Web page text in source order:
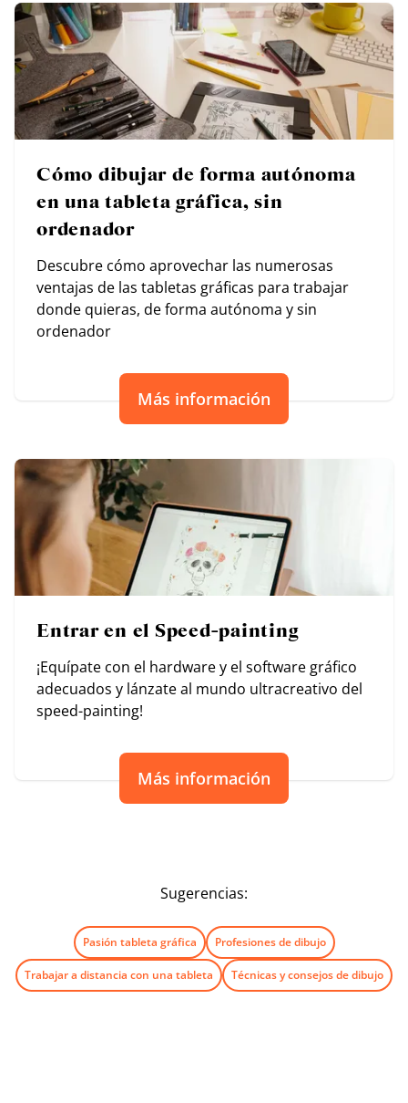
Cómo dibujar de forma autónoma
en una tableta gráfica, sin
ordenador
Descubre cómo aprovechar las numerosas
ventajas de las tabletas gráficas para trabajar
donde quieras, de forma autónoma y sin
ordenador
Más información
Entrar en el Speed-painting
¡Equípate con el hardware y el software gráfico
adecuados y lánzate al mundo ultracreativo del
speed-painting!
Más información
Sugerencias:
Pasión tableta gráfica Profesiones de dibujo
Trabajar a distancia con una tableta Técnicas y consejos de dibujo